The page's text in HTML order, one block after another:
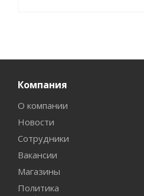
Компания
О компании
Новости
Сотрудники
Вакансии
Магазины
Политика